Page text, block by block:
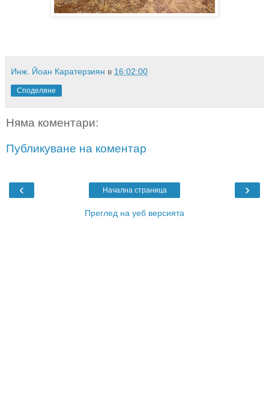
Инж. Йоан Каратерзиян в 16:02:00
Споделяне
Няма коментари:
Публикуване на коментар
‹ ›
Начална страница
Преглед на уеб версията